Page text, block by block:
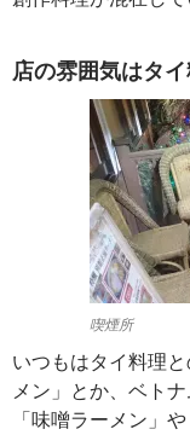
店の雰囲気はタイ
喫煙所
いつもはタイ料理
メン」とか、ベト
「味噌ラーメン」